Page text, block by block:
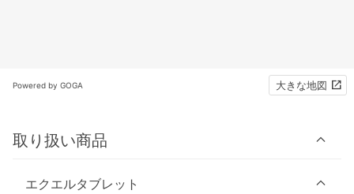
Powered by GOGA 大きな地図
取り扱い商品
エクエルタブレット